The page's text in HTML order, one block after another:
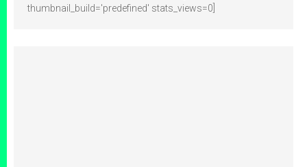
thumbnail_build='predefined' stats_views=0]